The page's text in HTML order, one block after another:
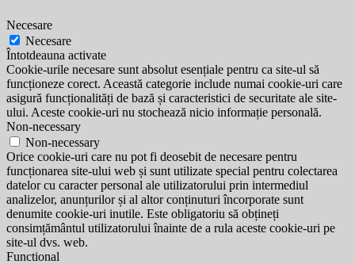
Necesare
Necesare
Întotdeauna activate
Cookie-urile necesare sunt absolut esențiale pentru ca site-ul să
funcționeze corect. Această categorie include numai cookie-uri care
asigură funcționalități de bază și caracteristici de securitate ale site-
ului. Aceste cookie-uri nu stochează nicio informație personală.
Non-necessary
Non-necessary
Orice cookie-uri care nu pot fi deosebit de necesare pentru
funcționarea site-ului web și sunt utilizate special pentru colectarea
datelor cu caracter personal ale utilizatorului prin intermediul
analizelor, anunțurilor și al altor conținuturi încorporate sunt
denumite cookie-uri inutile. Este obligatoriu să obțineți
consimțământul utilizatorului înainte de a rula aceste cookie-uri pe
site-ul dvs. web.
Functional